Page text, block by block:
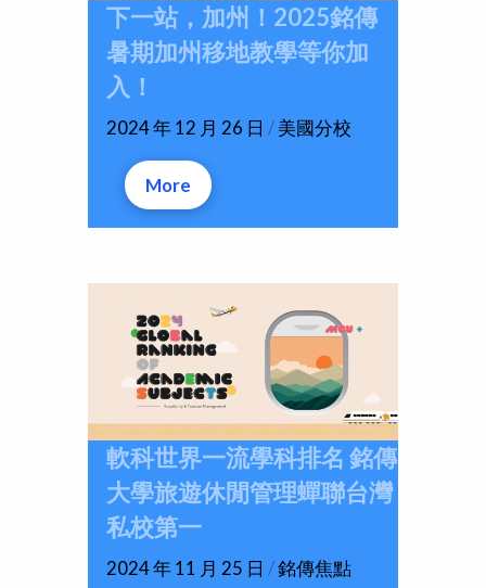
下一站，加州！2025銘傳
暑期加州移地教學等你加
入！
2024 年 12 月 26 日 /美國分校
More
軟科世界一流學科排名 銘傳
大學旅遊休閒管理蟬聯台灣
私校第一
2024 年 11 月 25 日 /銘傳焦點